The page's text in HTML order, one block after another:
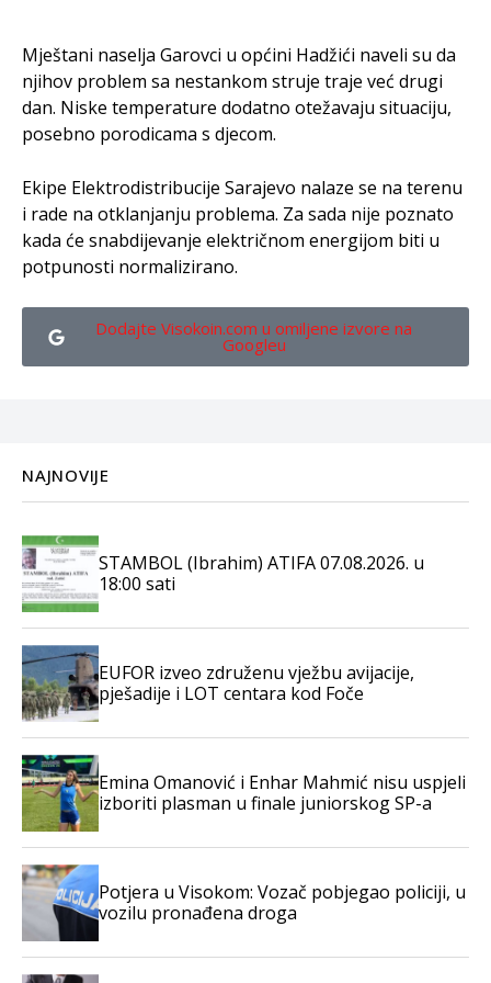
Mještani naselja Garovci u općini Hadžići naveli su da
njihov problem sa nestankom struje traje već drugi
dan. Niske temperature dodatno otežavaju situaciju,
posebno porodicama s djecom.
Ekipe Elektrodistribucije Sarajevo nalaze se na terenu
i rade na otklanjanju problema. Za sada nije poznato
kada će snabdijevanje električnom energijom biti u
potpunosti normalizirano.
Dodajte Visokoin.com u omiljene izvore na
Googleu
NAJNOVIJE
STAMBOL (Ibrahim) ATIFA 07.08.2026. u
18:00 sati
EUFOR izveo združenu vježbu avijacije,
pješadije i LOT centara kod Foče
Emina Omanović i Enhar Mahmić nisu uspjeli
izboriti plasman u finale juniorskog SP-a
Potjera u Visokom: Vozač pobjegao policiji, u
vozilu pronađena droga